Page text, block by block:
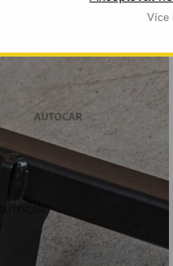
Více
OD 1998 DO